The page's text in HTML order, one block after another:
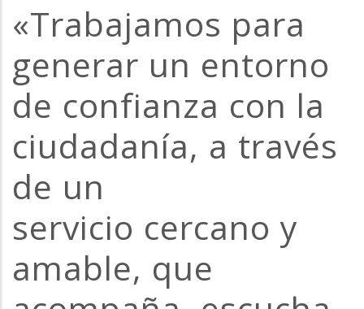
de
ayuda
la
navegación
«Trabajamos para
generar un entorno
de confianza con la
ciudadanía, a través
de un
servicio cercano y
amable, que